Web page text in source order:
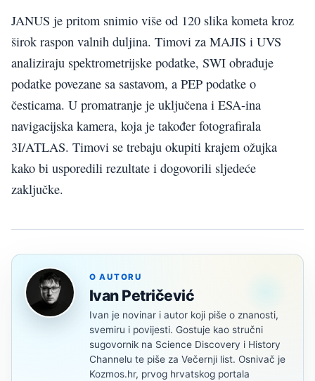
JANUS je pritom snimio više od 120 slika kometa kroz
širok raspon valnih duljina. Timovi za MAJIS i UVS
analiziraju spektrometrijske podatke, SWI obrađuje
podatke povezane sa sastavom, a PEP podatke o
česticama. U promatranje je uključena i ESA-ina
navigacijska kamera, koja je također fotografirala
3I/ATLAS. Timovi se trebaju okupiti krajem ožujka
kako bi usporedili rezultate i dogovorili sljedeće
zaključke.
O AUTORU
Ivan Petričević
Ivan je novinar i autor koji piše o znanosti,
svemiru i povijesti. Gostuje kao stručni
sugovornik na Science Discovery i History
Channelu te piše za Večernji list. Osnivač je
Kozmos.hr, prvog hrvatskog portala